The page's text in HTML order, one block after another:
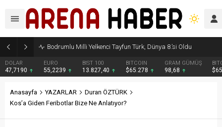
Bodrumlu Milli Yelkenci Tayfun Türk, Dünya 8.’si Oldu
DOLAR
47,7190
EURO
55,2239
BIST 100
13.827,40
BITCOIN
$65.278
GRAM GÜMÜŞ
98,68
Anasayfa YAZARLAR
Duran ÖZTÜRK
Kos’a Giden Feribotlar Bize Ne Anlatıyor?